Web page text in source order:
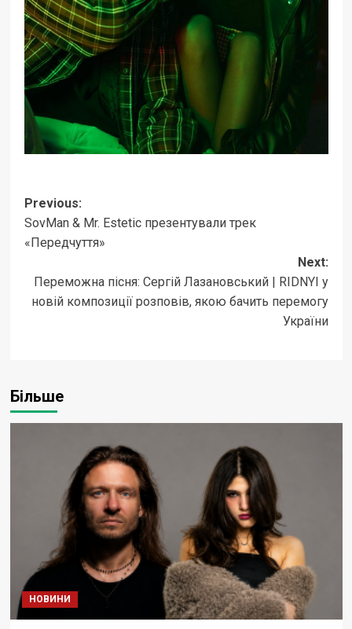
Post
navigation
Previous:
SovMan & Mr. Estetic презентували трек
«Передчуття»
Next:
Переможна пісня: Сергій Лазановський | RIDNYI у
новій композиції розповів, якою бачить перемогу
України
Більше
НОВИНИ